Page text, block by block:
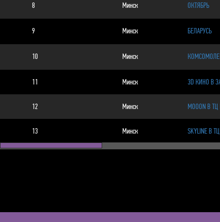
8 Минск ОКТЯБРЬ
9 Минск БЕЛАРУСЬ
10 Минск
11 Минск 3D КИНО В
12 Минск MOOON В ТЦ
13 Минск SKYLINE В